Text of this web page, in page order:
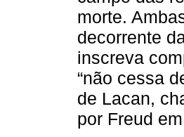
morte.
decorrente
inscreva
“não cessa
de Lacan,
por Freud